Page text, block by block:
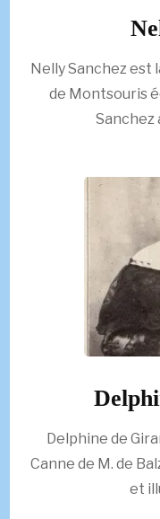
Nelly Sanchez
de Montsouris
Sanchez
Delphine de
Canne de M. de
et